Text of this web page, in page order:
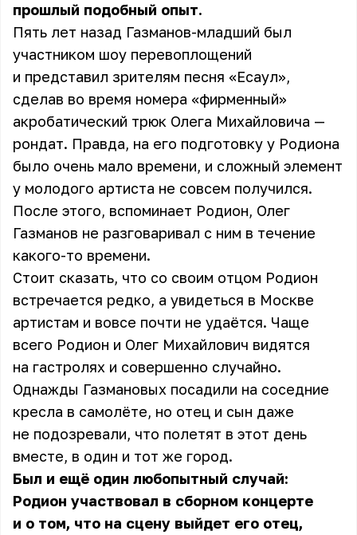
прошлый подобный опыт.
Пять лет назад Газманов-младший был
участником шоу перевоплощений
и представил зрителям песня «Есаул»,
сделав во время номера «фирменный»
акробатический трюк Олега Михайловича —
рондат. Правда, на его подготовку у Родиона
было очень мало времени, и сложный элемент
у молодого артиста не совсем получился.
После этого, вспоминает Родион, Олег
Газманов не разговаривал с ним в течение
какого-то времени.
Стоит сказать, что со своим отцом Родион
встречается редко, а увидеться в Москве
артистам и вовсе почти не удаётся. Чаще
всего Родион и Олег Михайлович видятся
на гастролях и совершенно случайно.
Однажды Газмановых посадили на соседние
кресла в самолёте, но отец и сын даже
не подозревали, что полетят в этот день
вместе, в один и тот же город.
Был и ещё один любопытный случай:
Родион участвовал в сборном концерте
и о том, что на сцену выйдет его отец,